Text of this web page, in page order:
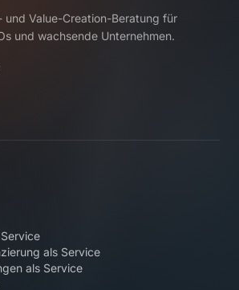
und Value-Creation-Beratung für
und wachsende Unternehmen.
als Service
als Service